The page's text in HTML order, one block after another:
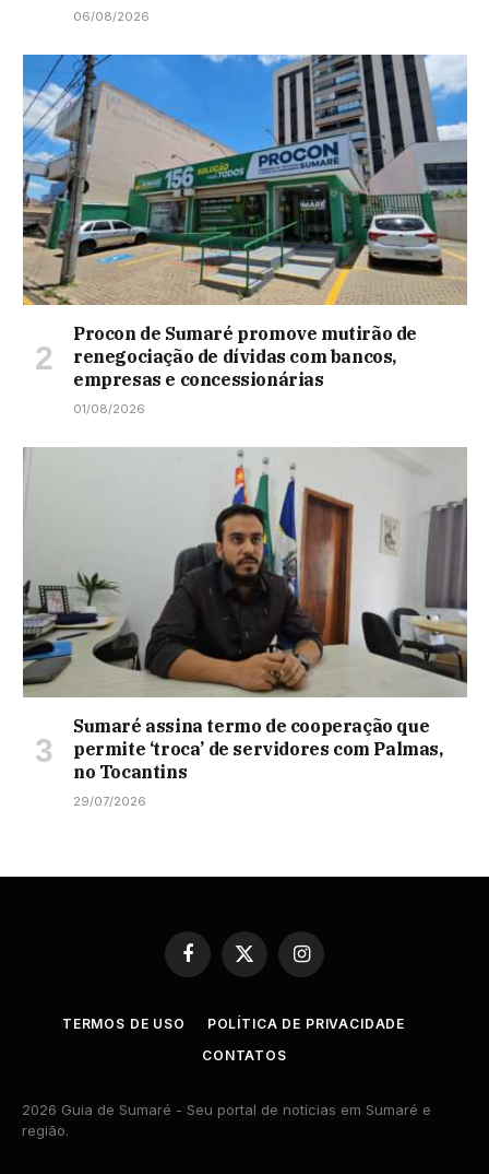
06/08/2026
Procon de Sumaré promove mutirão de
renegociação de dívidas com bancos,
empresas e concessionárias
01/08/2026
Sumaré assina termo de cooperação que
permite ‘troca’ de servidores com Palmas,
no Tocantins
29/07/2026
Facebook
X
Instagram
TERMOS DE USO
POLÍTICA DE PRIVACIDADE
CONTATOS
2026 Guia de Sumaré - Seu portal de notícias em Sumaré e
região.